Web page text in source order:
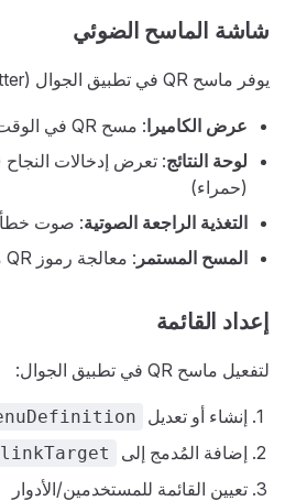
شاشة الماسح الضوئي
يوفر ماسح QR في تطبيق الجوال (Flutter):
عرض الكاميرا: مسح QR في الوقت الفعلي
لوحة النتائج: تعرض إدخالات
(حمراء)
التغذية الراجعة الصوتية: صوت خطأ
المسح المستمر : معالجة رموز QR متعددة دون تدخل يدوي
إعداد القائمة
لتفعيل ماسح QR في تطبيق الجوال:
إنشاء أو تعديل
إضافة المُدمج إلى
تعيين القائمة للمستخدمين/الأدوار